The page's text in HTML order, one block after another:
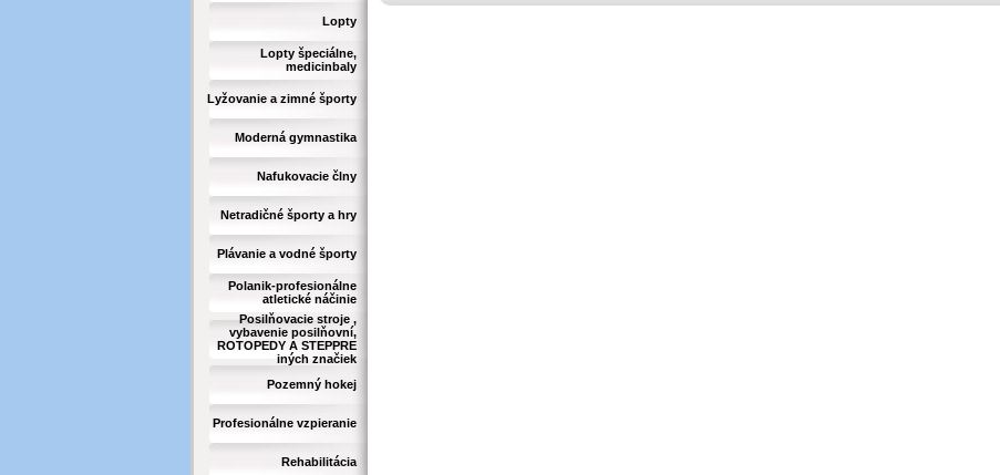
Lopty
Lopty špeciálne,
medicinbaly
Lyžovanie a zimné športy
Moderná gymnastika
Nafukovacie člny
Netradičné športy a hry
Plávanie a vodné športy
Polanik-profesionálne
atletické náčinie
Posilňovacie stroje ,
vybavenie posilňovní,
ROTOPEDY A STEPPRE
iných značiek
Pozemný hokej
Profesionálne vzpieranie
Rehabilitácia